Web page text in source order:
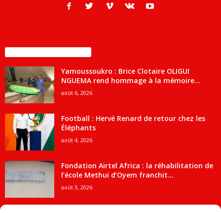
Yamoussoukro : Brice Clotaire OLIGUI
NGUEMA rend hommage à la mémoire...
août 6, 2026
Football : Hervé Renard de retour chez les
Éléphants
août 4, 2026
Fondation Airtel Africa : la réhabilitation de
l’école Methui d’Oyem franchit...
août 3, 2026